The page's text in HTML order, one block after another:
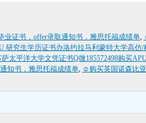
业证书，offer录取通知书，雅思托福成绩单,
研究生学历证书办洛约拉马利蒙特大学高
太平洋大学文凭证书Q微185572498购买
知书，雅思托福成绩单, ☺购买英国诺森比